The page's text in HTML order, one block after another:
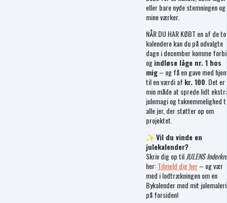
eller bare nyde stemningen
mine værker.
NÅR DU HAR KØBT en af de to
kalendere kan du på udvalgte
dage i december komme forbi
ogindløse låge nr. 1 hos
mig– og få en gave med
til en værdi af kr. 100 . Det er
min måde at sprede lidt
julemagi og taknemmelighed
alle jer, der støtter op om
projektet.
✨Vil du vinde en
julekalender?
Skriv dig op tilJULENS
her:Tilmeld dig her– og vær
med i lodtrækningen om en
Bykalender med mit julemaleri
på forsiden!